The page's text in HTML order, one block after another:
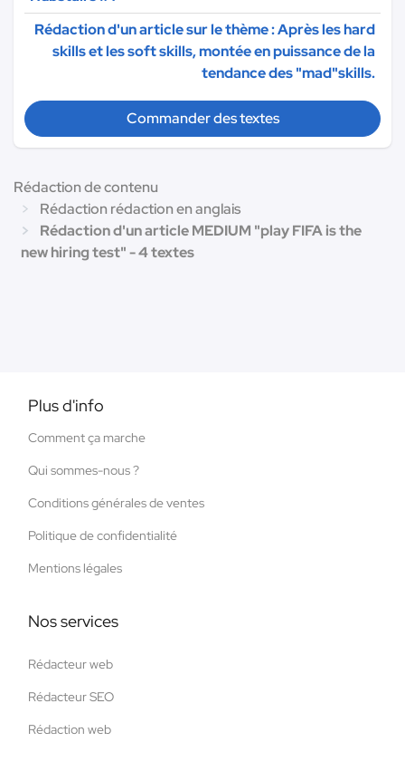
Rédaction d'un article sur le thème : Après les hard
skills et les soft skills, montée en puissance de la
tendance des "mad"skills.
Commander des textes
Rédaction de contenu
Rédaction rédaction en anglais
Rédaction d'un article MEDIUM "play FIFA is the
new hiring test" - 4 textes
Plus d'info
Comment ça marche
Qui sommes-nous ?
Conditions générales de ventes
Politique de confidentialité
Mentions légales
Nos services
Rédacteur web
Rédacteur SEO
Rédaction web